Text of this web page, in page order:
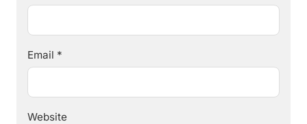
Email *
Website